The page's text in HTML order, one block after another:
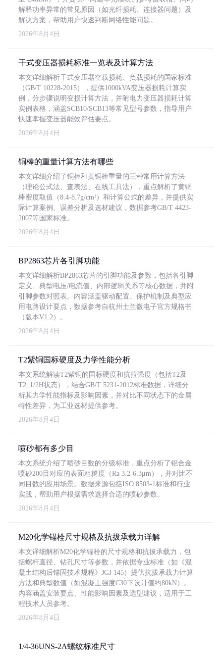
解释功率异常的常见原因（如光纤损耗、连接器问题）及
解决方案，帮助用户快速判断网络性能问题。
2026年8月4日
干式变压器损耗标准一览表及计算方法
本文详细解析干式变压器空载损耗、负载损耗的国家标准
（GB/T 10228-2015），提供1000kVA变压器损耗计算实
例，分步骤说明变损计算方法，并附电力变压器损耗计算
实例表格，涵盖SCB10/SCB13等常见型号参数，指导用户
快速掌握变压器能效评估要点。
2026年8月4日
铜棒的重量计算方法有哪些
本文详细介绍了铜棒和黄铜棒重量的三种常用计算方法
（理论公式法、查表法、在线工具法），重点解析了黄铜
棒密度取值（8.4-8.7g/cm³）和计算公式的差异，并提供实
际计算案例、误差分析及选材建议，数据参考GB/T 4423-
2007等国家标准。
2026年8月4日
BP2863芯片各引脚功能
本文详细解析BP2863芯片的引脚功能及参数，包括各引脚
定义、典型电压/电流值、内部逻辑关系等核心数据，并附
引脚参数对照表。内容涵盖驱动配置、保护机制及典型应
用电路设计要点，数据参考自杭州士兰微电子官方规格书
（版本V1.2）。
2026年8月4日
T2紫铜国标硬度及力学性能分析
本文系统解读T2紫铜的国标硬度和抗拉强度（包括T2及
T2_1/2H状态），结合GB/T 5231-2012标准数据，详细分
析其力学性能指标及影响因素，并对比不同状态下的金属
特性差异，为工业选材提供参考。
2026年8月4日
喷砂都有多少目
本文系统介绍了喷砂目数的分级标准，重点分析了铝合金
喷砂200目对应的表面粗糙度（Ra 3.2-6.3μm），并对比不
同目数的应用场景。数据来源包括ISO 8503-1标准和行业
实践，帮助用户根据需求选择合适的喷砂参数。
2026年8月4日
M20化学锚栓尺寸规格及抗拔承载力详解
本文详细解析M20化学锚栓的尺寸规格和抗拔承载力，包
括螺杆直径、钻孔尺寸等参数，并依据专业标准（如《混
凝土结构后锚固技术规程》JGJ 145）提供抗拔承载力计算
方法和典型数值（如混凝土强度C30下设计值约80kN）。
内容涵盖安装要点、性能影响因素及选型建议，适用于工
程技术人员参考。
2026年8月4日
1/4-36UNS-2A螺纹标准尺寸